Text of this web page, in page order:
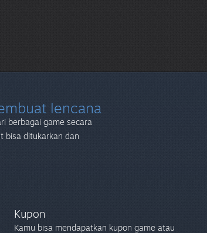
lencana
berbagai game secara
bisa ditukarkan dan
Kupon
Kamu bisa mendapatkan kupon game atau